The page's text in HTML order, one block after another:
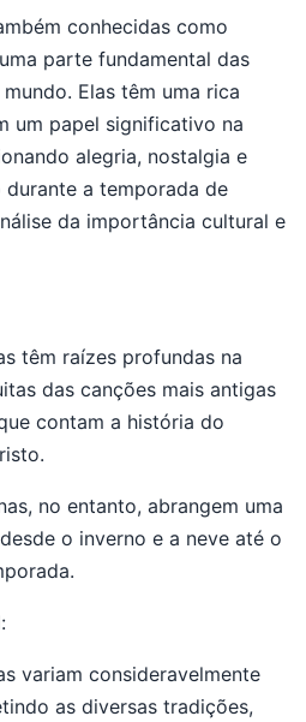
conhecidas como
parte fundamental das
Elas têm uma rica
um papel significativo na
alegria, nostalgia e
durante a temporada de
da importância cultural e
têm raízes profundas na
das canções mais antigas
contam a história do
no entanto, abrangem uma
o inverno e a neve até o
variam consideravelmente
as diversas tradições,